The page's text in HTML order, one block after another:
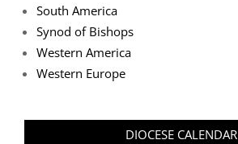
South America
Synod of Bishops
Western America
Western Europe
DIOCESE CALENDAR